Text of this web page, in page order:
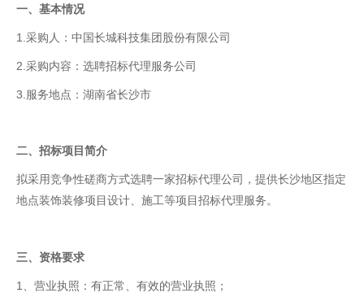
一、基本情况
1.采购人：中国长城科技集团股份有限公司
2.采购内容：选聘招标代理服务公司
3.服务地点：湖南省长沙市
二、招标项目简介
拟采用竞争性磋商方式选聘一家招标代理公司，提供长沙地区指定
地点装饰装修项目设计、施工等项目招标代理服务。
三、资格要求
1、营业执照：有正常、有效的营业执照；